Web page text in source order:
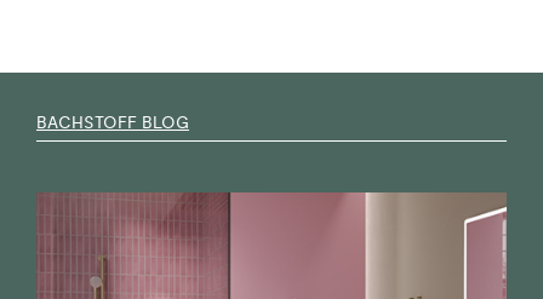
BACHSTOFF BLOG